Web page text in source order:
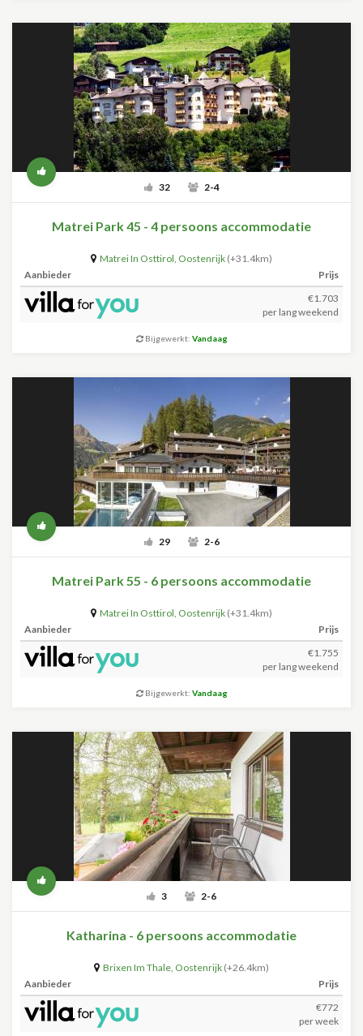
32 2-4
Matrei Park 45 - 4 persoons accommodatie
Matrei In Osttirol, Oostenrijk (+31.4km)
Aanbieder
Prijs
€1.703
per lang weekend
Bijgewerkt: Vandaag
29 2-6
Matrei Park 55 - 6 persoons accommodatie
Matrei In Osttirol, Oostenrijk (+31.4km)
Aanbieder
Prijs
€1.755
per lang weekend
Bijgewerkt: Vandaag
3 2-6
Katharina - 6 persoons accommodatie
Brixen Im Thale, Oostenrijk (+26.4km)
Aanbieder
Prijs
€772
per week